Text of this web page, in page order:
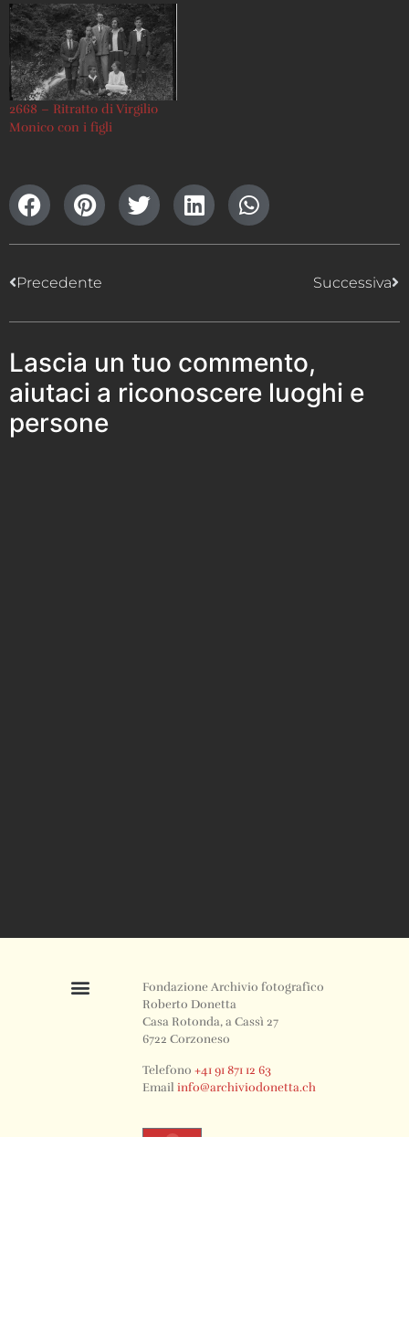
2668 – Ritratto di Virgilio
Monico con i figli
Precedente Successiva
Lascia un tuo commento,
aiutaci a riconoscere luoghi e
persone
Fondazione Archivio fotografico
Roberto Donetta
Casa Rotonda, a Cassì 27
6722 Corzoneso
Telefono+41 91 871 12 63
Emailinfo@archiviodonetta.ch
0